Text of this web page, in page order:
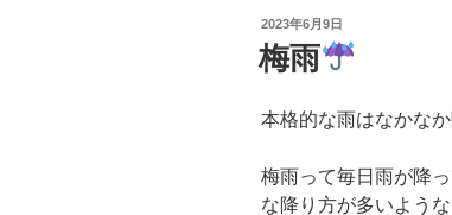
投
稿
日:
2023年6月9日
梅雨
本格的な雨はなかなか
梅雨って毎日雨が降
な降り方が多いような